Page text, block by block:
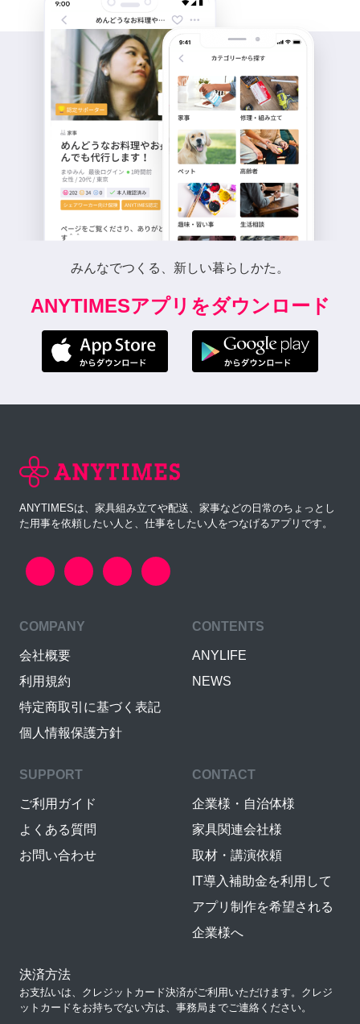
みんなでつくる、新しい暮らしかた。
ANYTIMESアプリをダウンロード
ANYTIMESは、家具組み立てや配送、家事などの日常のちょっとし
た用事を依頼したい人と、仕事をしたい人をつなげるアプリです。
COMPANY
会社概要
利用規約
特定商取引に基づく表記
個人情報保護方針
CONTENTS
ANYLIFE
NEWS
SUPPORT
ご利用ガイド
よくある質問
お問い合わせ
CONTACT
企業様・自治体様
家具関連会社様
取材・講演依頼
IT導入補助金を利用して
アプリ制作を希望される
企業様へ
決済方法
お支払いは、クレジットカード決済がご利用いただけます。クレジ
ットカードをお持ちでない方は、事務局までご連絡ください。